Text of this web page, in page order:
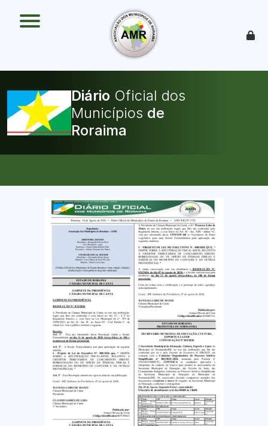
Diário Oficial dos
Municípios
O Que Pode Ser Publicado
Faça sua Adesão